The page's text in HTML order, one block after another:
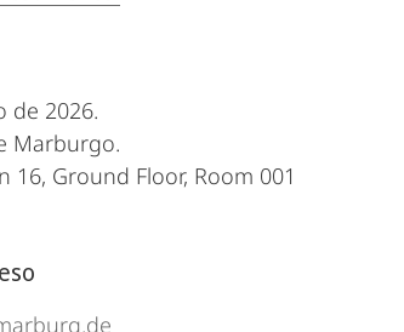
de 2026.
Marburgo.
16, Ground Floor, Room 001